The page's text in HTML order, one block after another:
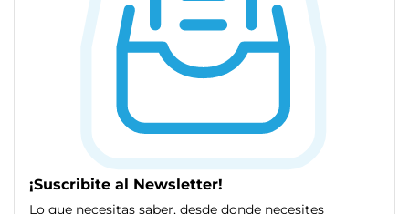
¡Suscribite al Newsletter!
Lo que necesitas saber, desde donde necesites